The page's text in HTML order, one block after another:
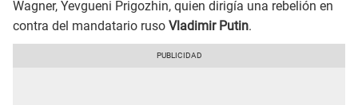
Wagner, Yevgueni Prigozhin, quien dirigía una rebelión en
contra del mandatario ruso Vladimir Putin.